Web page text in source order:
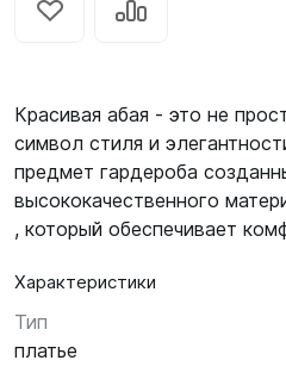
Красивая абая - это не
символ стиля и
предмет гардероба
высококачественного
, который обеспечивает
Характеристики
Тип
платье